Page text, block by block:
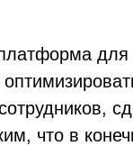
для
что в